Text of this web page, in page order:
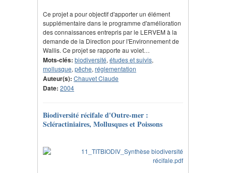
Ce projet a pour objectif d'apporter un élément
supplémentaire dans le programme d'amélioration
des connaissances entrepris par le LERVEM à la
demande de la Direction pour l'Environnement de
Wallis. Ce projet se rapporte au volet…
Mots-clés: biodiversité, études et suivis,
mollusque, pêche, réglementation
Auteur(s): Chauvet Claude
Date: 2004
Biodiversité récifale d'Outre-mer :
Scléractiniaires, Mollusques et Poissons